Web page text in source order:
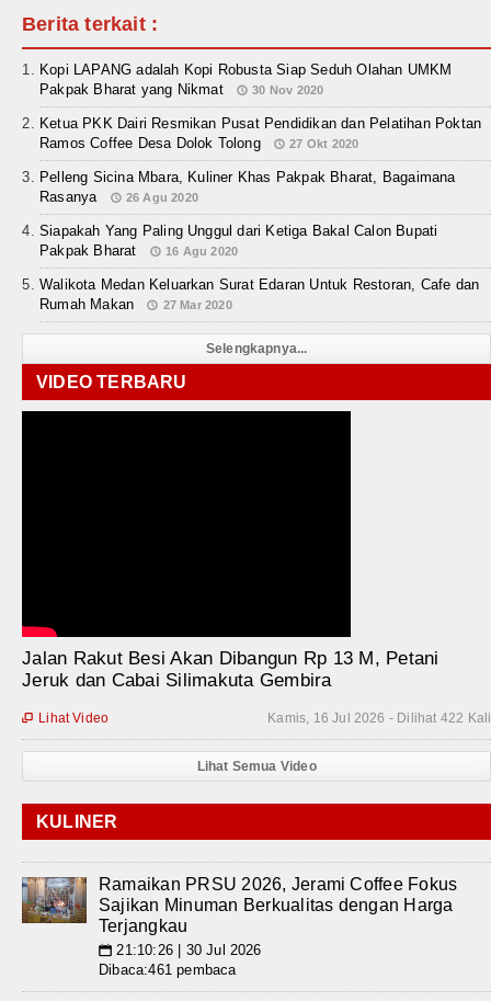
Berita terkait :
Kopi LAPANG adalah Kopi Robusta Siap Seduh Olahan UMKM
Pakpak Bharat yang Nikmat
30 Nov 2020
Ketua PKK Dairi Resmikan Pusat Pendidikan dan Pelatihan Poktan
Ramos Coffee Desa Dolok Tolong
27 Okt 2020
Pelleng Sicina Mbara, Kuliner Khas Pakpak Bharat, Bagaimana
Rasanya
26 Agu 2020
Siapakah Yang Paling Unggul dari Ketiga Bakal Calon Bupati
Pakpak Bharat
16 Agu 2020
Walikota Medan Keluarkan Surat Edaran Untuk Restoran, Cafe dan
Rumah Makan
27 Mar 2020
Selengkapnya...
VIDEO TERBARU
Jalan Rakut Besi Akan Dibangun Rp 13 M, Petani
Jeruk dan Cabai Silimakuta Gembira
Kamis, 16 Jul 2026 - Dilihat 422 Kali
 Lihat Video
Lihat Semua Video
KULINER
Ramaikan PRSU 2026, Jerami Coffee Fokus
Sajikan Minuman Berkualitas dengan Harga
Terjangkau
📅 21:10:26 | 30 Jul 2026
Dibaca:461 pembaca